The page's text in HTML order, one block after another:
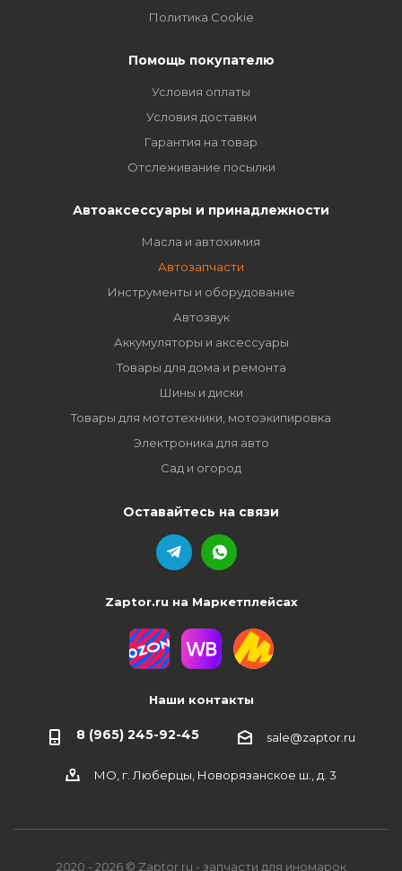
Политика Cookie
Помощь покупателю
Условия оплаты
Условия доставки
Гарантия на товар
Отслеживание посылки
Автоаксессуары и принадлежности
Масла и автохимия
Автозапчасти
Инструменты и оборудование
Автозвук
Аккумуляторы и аксессуары
Товары для дома и ремонта
Шины и диски
Товары для мототехники, мотоэкипировка
Электроника для авто
Сад и огород
Оставайтесь на связи
Zaptor.ru на Маркетплейсах
Наши контакты
8 (965) 245-92-45 sale@zaptor.ru
МО, г. Люберцы, Новорязанское ш., д. 3
2020 - 2026 © Zaptor.ru - запчасти для иномарок